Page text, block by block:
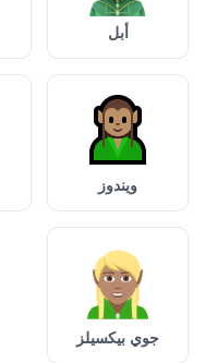
أبل
ويندوز
جوي بيكسيلز